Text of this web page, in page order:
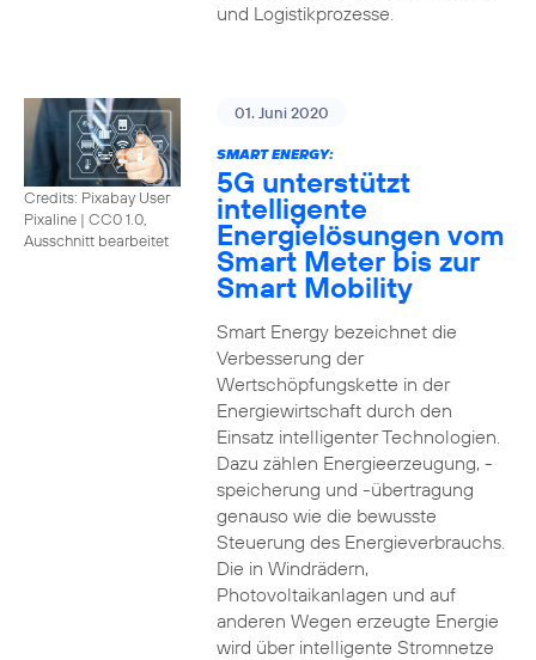
und Logistikprozesse.
Credits: Pixabay User
Pixaline | CC0 1.0,
Ausschnitt bearbeitet
01. Juni 2020
SMART ENERGY:
5G unterstützt
intelligente
Energielösungen vom
Smart Meter bis zur
Smart Mobility
Smart Energy bezeichnet die
Verbesserung der
Wertschöpfungskette in der
Energiewirtschaft durch den
Einsatz intelligenter Technologien.
Dazu zählen Energieerzeugung, -
speicherung und -übertragung
genauso wie die bewusste
Steuerung des Energieverbrauchs.
Die in Windrädern,
Photovoltaikanlagen und auf
anderen Wegen erzeugte Energie
wird über intelligente Stromnetze